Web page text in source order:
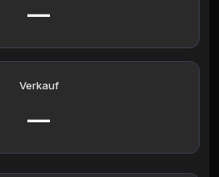
—
Verkauf
—